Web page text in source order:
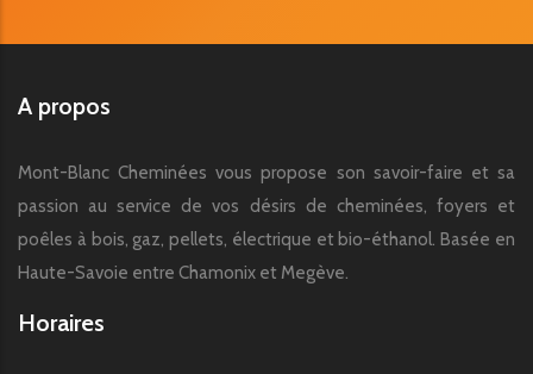
A propos
Mont-Blanc Cheminées vous propose son savoir-faire et sa
passion au service de vos désirs de cheminées, foyers et
poêles à bois, gaz, pellets, électrique et bio-éthanol. Basée en
Haute-Savoie entre Chamonix et Megève.
Horaires